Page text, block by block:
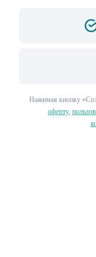
Нажимая кнопку
оферту,